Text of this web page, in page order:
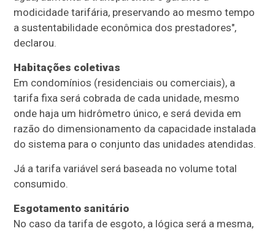
modicidade tarifária, preservando ao mesmo tempo
a sustentabilidade econômica dos prestadores",
declarou.
Habitações coletivas
Em condomínios (residenciais ou comerciais), a
tarifa fixa será cobrada de cada unidade, mesmo
onde haja um hidrômetro único, e será devida em
razão do dimensionamento da capacidade instalada
do sistema para o conjunto das unidades atendidas.
Já a tarifa variável será baseada no volume total
consumido.
Esgotamento sanitário
No caso da tarifa de esgoto, a lógica será a mesma,